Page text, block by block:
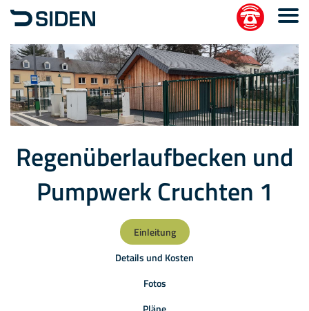
Regenüberlaufbecken und
Pumpwerk Cruchten 1
Einleitung
Details und Kosten
Fotos